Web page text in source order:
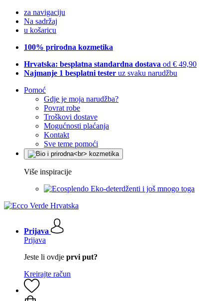
za navigaciju
Na sadržaj
u košaricu
100% prirodna kozmetika
Hrvatska: besplatna standardna dostava od € 49,90
Najmanje 1 besplatni tester uz svaku narudžbu
Pomoć
Gdje je moja narudžba?
Povrat robe
Troškovi dostave
Mogućnosti plaćanja
Kontakt
Sve teme pomoći
Više inspiracije
Eko-deterdženti i još mnogo toga
Prijava
Prijava
Jeste li ovdje prvi put?
Kreirajte račun